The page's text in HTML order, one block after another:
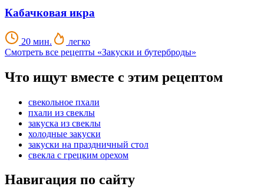
Кабачковая икра
20 мин.
легко
Смотреть все рецепты «Закуски и бутерброды»
Что ищут вместе с этим рецептом
свекольное пхали
пхали из свеклы
закуска из свеклы
холодные закуски
закуски на праздничный стол
свекла с грецким орехом
Навигация по сайту